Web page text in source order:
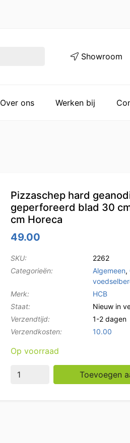
Showroom
Over ons Werken bij
Pizzaschep hard
geperforeerd blad 30
cm Horeca
49.00
SKU:
2262
Categorieën:
Algemeen,
Merk:
HCB
Staat:
Nieuw in
Verzendtijd:
1-2 dagen
Verzendkosten:
10.00
Op voorraad
Pizzaschep hard Toevoegen